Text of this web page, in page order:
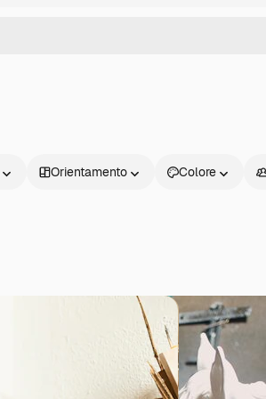
Orientamento Colore
Inizia